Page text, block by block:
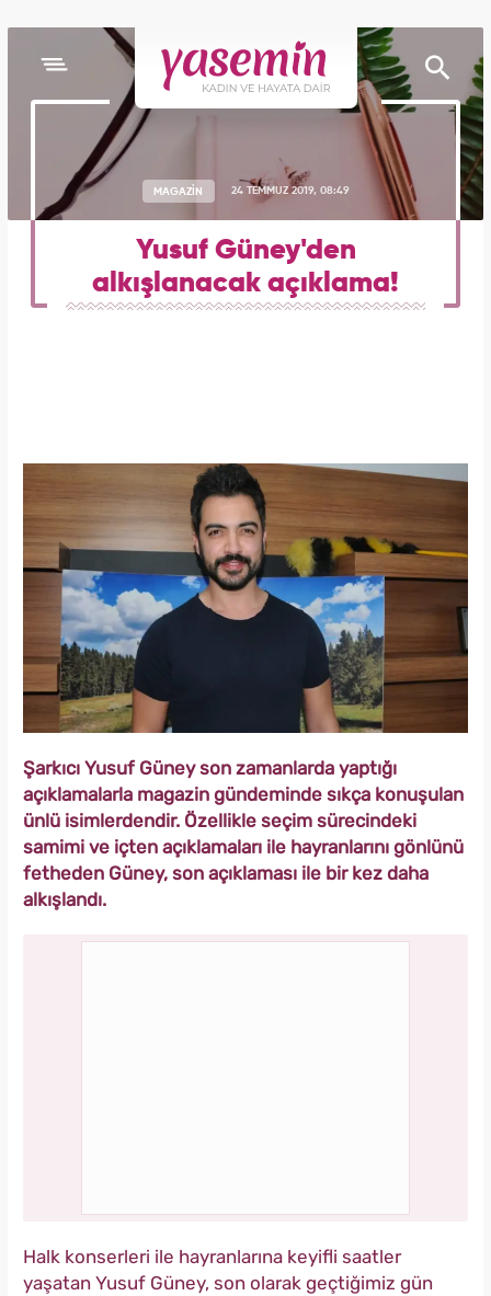
MAGAZİN 24 TEMMUZ 2019, 08:49
Yusuf Güney'den
alkışlanacak açıklama!
Şarkıcı Yusuf Güney son zamanlarda yaptığı
açıklamalarla magazin gündeminde sıkça konuşulan
ünlü isimlerdendir. Özellikle seçim sürecindeki
samimi ve içten açıklamaları ile hayranlarını gönlünü
fetheden Güney, son açıklaması ile bir kez daha
alkışlandı.
Halk konserleri ile hayranlarına keyifli saatler
yaşatan Yusuf Güney, son olarak geçtiğimiz gün